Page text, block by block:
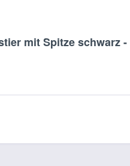
mit Spitze schwarz -